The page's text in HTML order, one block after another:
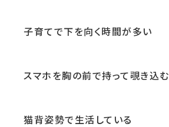
子育てで下を向く時間が多い
スマホを胸の前で持って覗き込む
猫背姿勢で生活している